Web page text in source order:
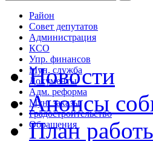
Район
Совет депутатов
Администрация
КСО
Упр. финансов
Мун. служба
Документы
Адм. реформа
Мун. заказы
Градостроительство
Обращения
Новости
Анонсы
План